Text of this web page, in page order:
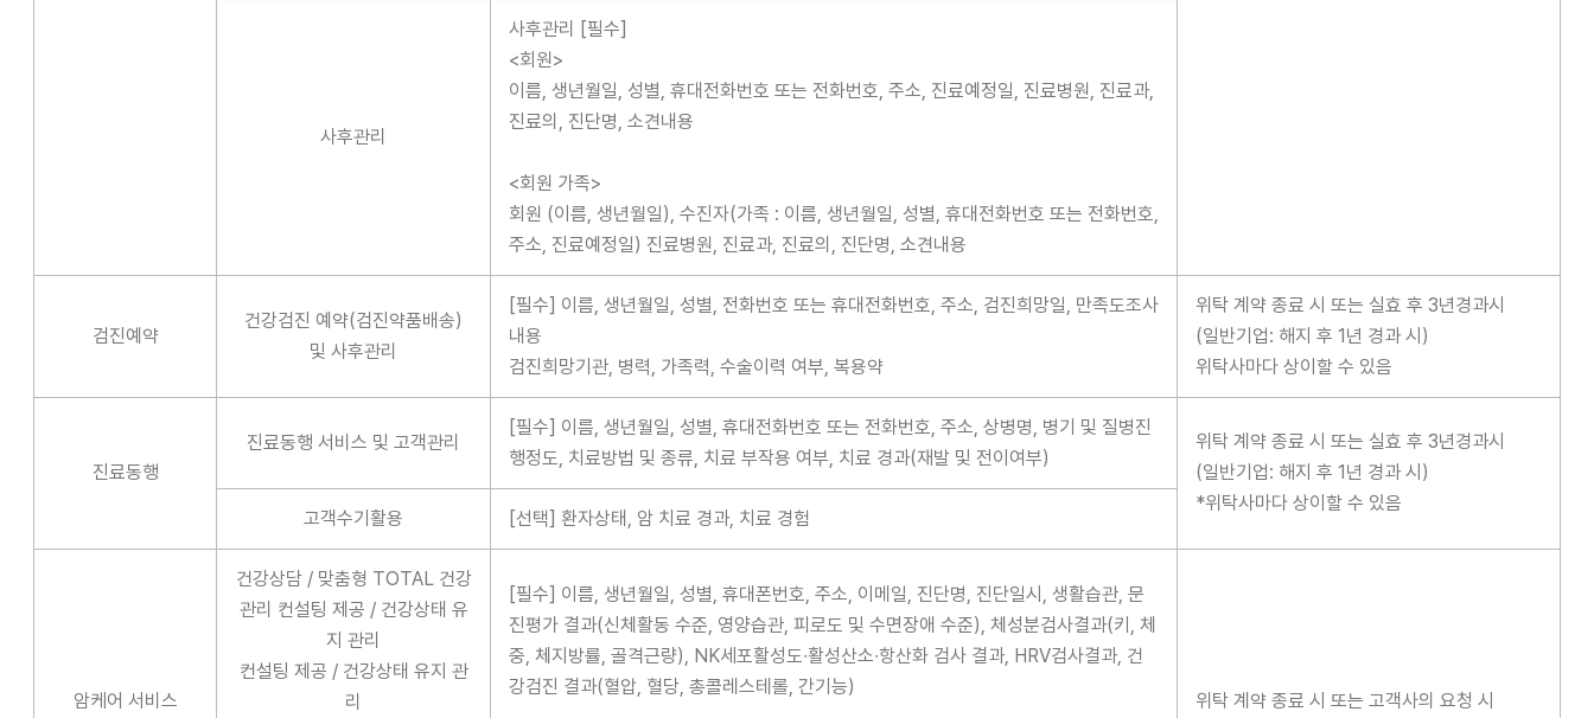
사후관리
사후관리 [필수]
<회원>
이름, 생년월일, 성별, 휴대전화번호 또는 전화번호, 주소, 진료예정일, 진료병원, 진료과,
진료의, 진단명, 소견내용
<회원 가족>
회원 (이름, 생년월일), 수진자(가족 : 이름, 생년월일, 성별, 휴대전화번호 또는 전화번호,
주소, 진료예정일) 진료병원, 진료과, 진료의, 진단명, 소견내용
검진예약
건강검진 예약(검진약품배송)
및 사후관리
[필수] 이름, 생년월일, 성별, 전화번호 또는 휴대전화번호, 주소, 검진희망일, 만족도조사
내용
검진희망기관, 병력, 가족력, 수술이력 여부, 복용약
위탁 계약 종료 시 또는 실효 후 3년경과시
(일반기업: 해지 후 1년 경과 시)
위탁사마다 상이할 수 있음
진료동행
진료동행 서비스 및 고객관리
[필수] 이름, 생년월일, 성별, 휴대전화번호 또는 전화번호, 주소, 상병명, 병기 및 질병진
행정도, 치료방법 및 종류, 치료 부작용 여부, 치료 경과(재발 및 전이여부)
위탁 계약 종료 시 또는 실효 후 3년경과시
(일반기업: 해지 후 1년 경과 시)
*위탁사마다 상이할 수 있음
고객수기활용 [선택] 환자상태, 암 치료 경과, 치료 경험
암케어 서비스
건강상담 / 맞춤형 TOTAL 건강
관리 컨설팅 제공 / 건강상태 유
지 관리
컨설팅 제공 / 건강상태 유지 관
리
[필수] 이름, 생년월일, 성별, 휴대폰번호, 주소, 이메일, 진단명, 진단일시, 생활습관, 문
진평가 결과(신체활동 수준, 영양습관, 피로도 및 수면장애 수준), 체성분검사결과(키, 체
중, 체지방률, 골격근량), NK세포활성도∙활성산소∙항산화 검사 결과, HRV검사결과, 건
강검진 결과(혈압, 혈당, 총콜레스테롤, 간기능)
위탁 계약 종료 시 또는 고객사의 요청 시